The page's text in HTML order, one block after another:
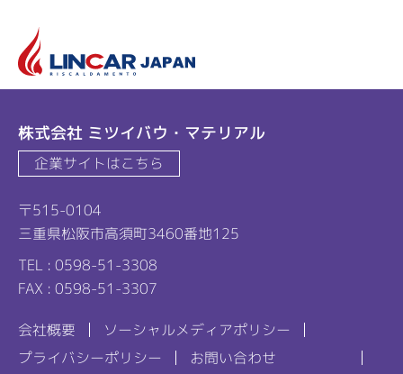
株式会社 ミツイバウ・マテリアル
企業サイトはこちら
〒515-0104
三重県松阪市高須町3460番地125
TEL : 0598-51-3308
FAX : 0598-51-3307
会社概要
ソーシャルメディアポリシー
プライバシーポリシー
お問い合わせ